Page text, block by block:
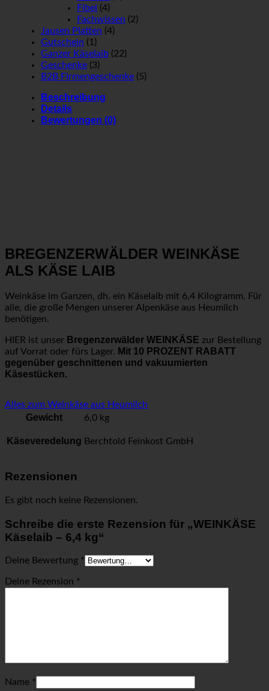
Fibel (4)
Fachwissen (2)
Jausen Platten (4)
Gutschein (1)
Ganzer Käselaib (22)
Geschenke (3)
B2B Firmengeschenke (5)
Beschreibung
Details
Bewertungen (0)
BREGENZERWÄLDER WEINKÄSE
ALS KÄSE LAIB
Weinkäse im Ganzen, dh. ein Käselaib mit 6,4 Kilogramm. Für
alle, die große Mengen unserer Alpenkäse aus Heumilch
benötigen.
HIER ist unser Bregenzerwälder WEINKÄSE zur Bestellung
auf Vorrat oder fürs Lager. Mit 10 PROZENT RABATT
gegenüber geschnittenen und vakuumierten
Käsestücken.
Alles zum Weinkäse aus Heumilch
Gewicht 6,0 kg
Käseveredelung Berchtold Feinkost GmbH
Rezensionen
Es gibt noch keine Rezensionen.
Schreibe die erste Rezension für „WEINKÄSE
Käselaib – 6,4 kg“
Deine Bewertung *
Deine Rezension *
Name *